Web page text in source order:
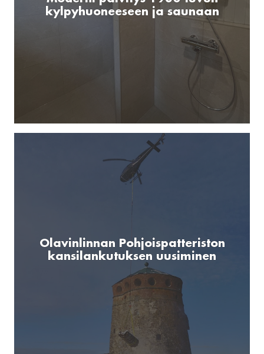
kylpyhuoneeseen ja saunaan
Olavinlinnan Pohjoispatteriston
kansilankutuksen uusiminen